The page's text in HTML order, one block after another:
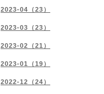
2023-04（23）
2023-03（23）
2023-02（21）
2023-01（19）
2022-12（24）